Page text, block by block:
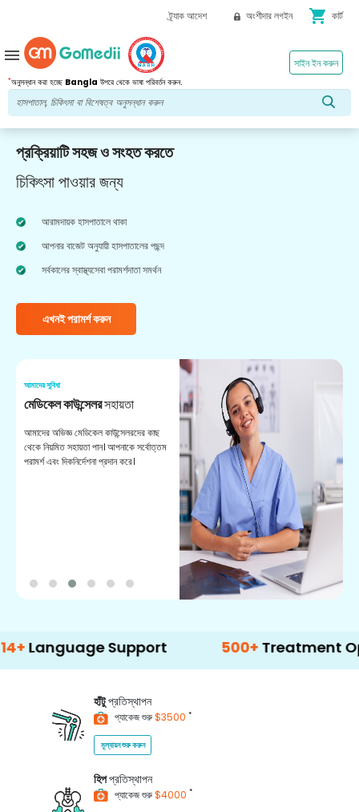
ট্র্যাক আদেশ অংশীদার লগইন shopping_cart কার্ট
*অনুসন্ধান করা হচ্ছে Bangla উপরে থেকে ভাষা পরিবর্তন করুন.
সাইন ইন করুন
menu
প্রক্রিয়াটি সহজ ও সংহত করতে
চিকিৎসা পাওয়ার জন্য
আরামদায়ক হাসপাতালে থাকা
আপনার বাজেট অনুযায়ী হাসপাতালের পছন্দ
সর্বকালের স্বাস্থ্যসেবা পরামর্শদাতা সমর্থন
এখনই পরামর্শ করুন
আমাদের সুবিধা
মেডিকেল কাউন্সেলরসহায়তা
আমাদের অভিজ্ঞ মেডিকেল কাউন্সেলরদের কাছ
থেকে নিয়মিত সহায়তা পান। আপনাকে সর্বোত্তম
পরামর্শ এবং দিকনির্দেশনা প্রদান করে।
Support Treatment Options
হাঁটুপ্রতিস্থাপন
প্যাকেজ শুরু$3500 *
মূল্যায়ন শুরু করুন
হিপপ্রতিস্থাপন
প্যাকেজ শুরু$4000 *